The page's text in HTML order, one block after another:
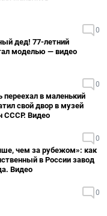
0
дед! 77-летний
моделью — видео
0
переехал в маленький
свой двор в музей
СССР. Видео
0
чем за рубежом»: как
в России завод
Видео
0